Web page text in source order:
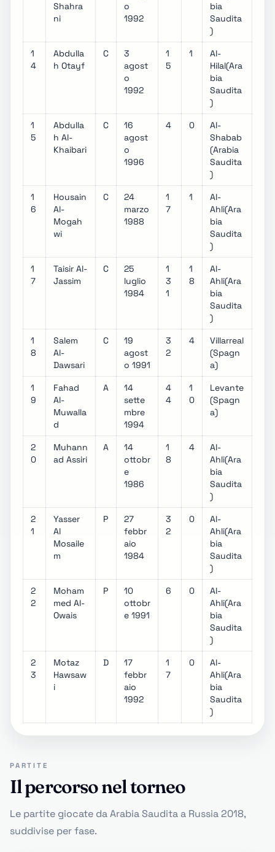
Shahra
ni
o
1992
bia
Saudita
)
1
4
Abdulla
h Otayf
C
3
agost
o
1992
1
5
1
Al-
Hilal(Ara
bia
Saudita
)
1
5
Abdulla
h Al-
Khaibari
C
16
agost
o
1996
4 0
Al-
Shabab
(Arabia
Saudita
)
1
6
Housain
Al-
Mogah
wi
C
24
marzo
1988
1
7
1
Al-
Ahli(Ara
bia
Saudita
)
1
7
Taisir Al-
Jassim
C
25
luglio
1984
1
3
1
1
8
Al-
Ahli(Ara
bia
Saudita
)
1
8
Salem
Al-
Dawsari
C
19
agost
o 1991
3
2
4
Villarreal
(Spagn
a)
1
9
Fahad
Al-
Muwalla
d
A
14
sette
mbre
1994
4
4
1
0
Levante
(Spagn
a)
2
0
Muhann
ad Assiri
A
14
ottobr
e
1986
1
8
4
Al-
Ahli(Ara
bia
Saudita
)
2
1
Yasser
Al
Mosaile
m
P
27
febbr
aio
1984
3
2
0
Al-
Ahli(Ara
bia
Saudita
)
2
2
Moham
med Al-
Owais
P
10
ottobr
e 1991
6 0
Al-
Ahli(Ara
bia
Saudita
)
2
3
Motaz
Hawsaw
i
D
17
febbr
aio
1992
1
7
0
Al-
Ahli(Ara
bia
Saudita
)
PARTITE
Il percorso nel torneo
Le partite giocate da Arabia Saudita a Russia 2018,
suddivise per fase.